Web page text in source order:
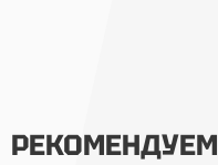
РЕКОМЕНДУЕМ